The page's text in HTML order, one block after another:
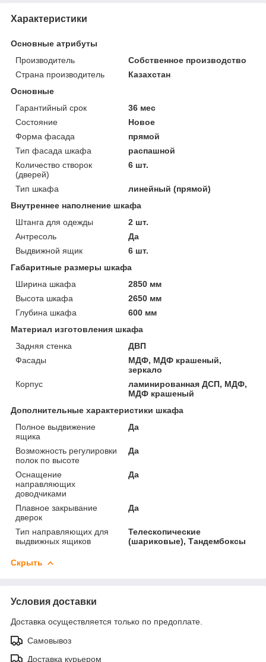
Характеристики
Основные атрибуты
Производитель
Собственное производство
Страна производитель
Казахстан
Основные
Гарантийный срок
36 мес
Состояние
Новое
Форма фасада
прямой
Тип фасада шкафа
распашной
Количество створок
(дверей)
6 шт.
Тип шкафа
линейный (прямой)
Внутреннее наполнение шкафа
Штанга для одежды
2 шт.
Антресоль
Да
Выдвижной ящик
6 шт.
Габаритные размеры шкафа
Ширина шкафа
2850 мм
Высота шкафа
2650 мм
Глубина шкафа
600 мм
Материал изготовления шкафа
Задняя стенка
ДВП
Фасады
МДФ, МДФ крашеный,
зеркало
Корпус
ламинированная ДСП, МДФ,
МДФ крашеный
Дополнительные характеристики шкафа
Полное выдвижение
ящика
Да
Возможность регулировки
полок по высоте
Да
Оснащение
направляющих
доводчиками
Да
Плавное закрывание
дверок
Да
Тип направляющих для
выдвижных ящиков
Телескопические
(шариковые), Тандембоксы
Скрыть
Условия доставки
Доставка осуществляется только по предоплате.
Самовывоз
Доставка курьером